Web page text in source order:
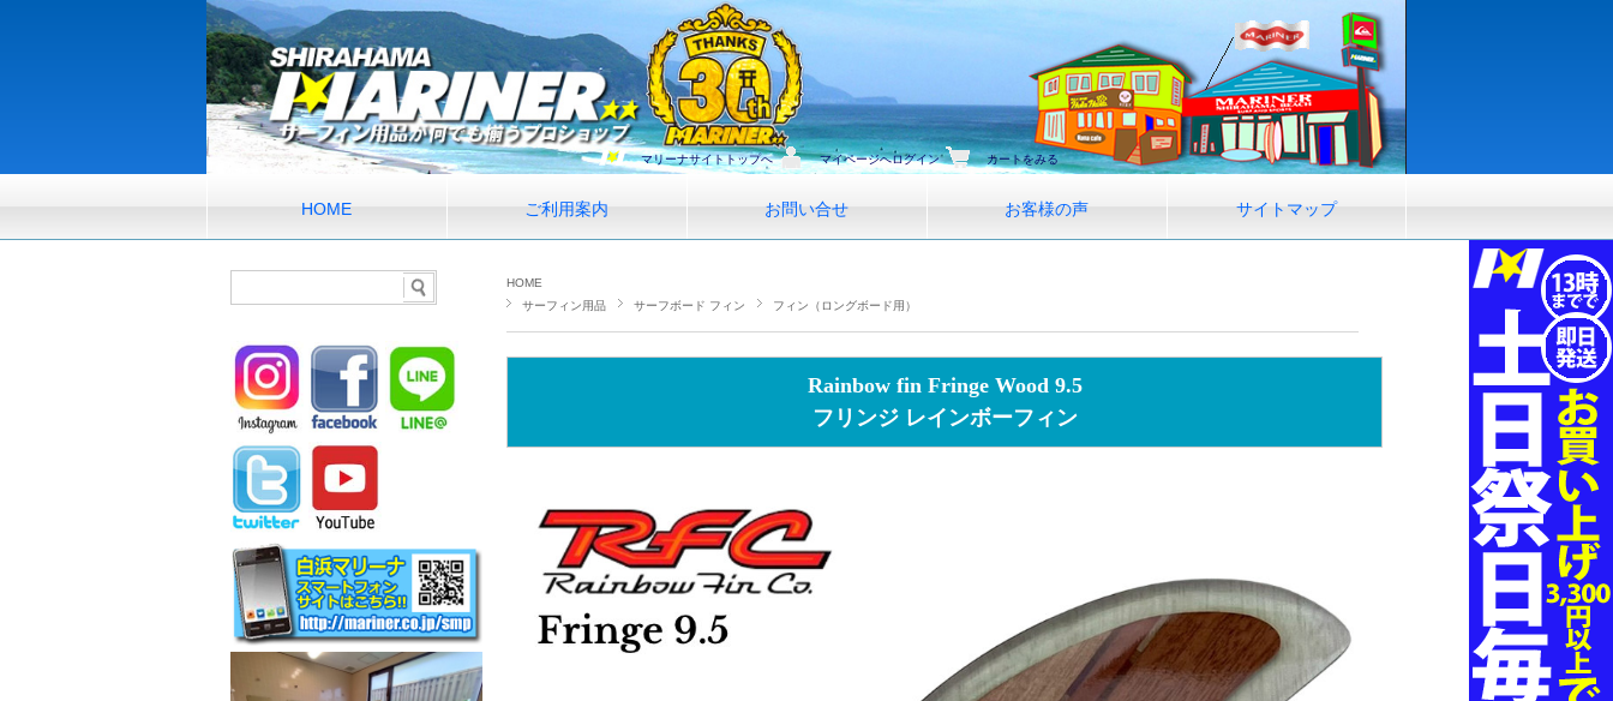
マリーナサイトトップへ マイページへログイン カートをみる
HOME ご利用案内 お問い合せ お客様の声 サイトマップ
HOME
サーフィン用品
サーフボード フィン フィン（ロングボード用）
Rainbow fin Fringe Wood 9.5
フリンジ レインボーフィン